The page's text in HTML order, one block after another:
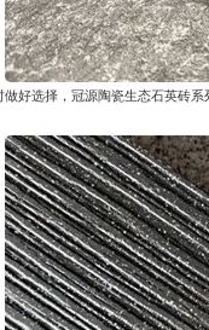
好选择， 冠源陶瓷生态石英砖系